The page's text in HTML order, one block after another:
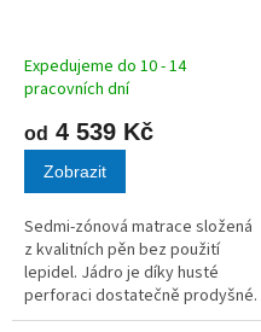
Expedujeme do 10 - 14
pracovních dní
od 4 539 Kč
Zobrazit
Sedmi-zónová matrace složená
z kvalitních pěn bez použití
lepidel. Jádro je díky husté
perforaci dostatečně prodyšné.
Snímatelný PES potah s plošným